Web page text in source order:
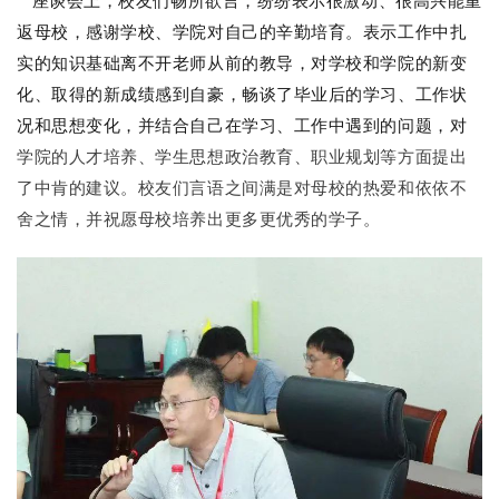
返母校，感谢学校、学院对自己的辛勤培育。表示工作中扎
实的知识基础离不开老师从前的教导，对学校和学院的新变
化、取得的新成绩感到自豪，畅谈了毕业后的学习、工作状
况和思想变化，并结合自己在学习、工作中遇到的问题，对
学院的人才培养、学生思想政治教育、职业规划等方面提出
了中肯的建议。校友们言语之间满是对母校的热爱和依依不
舍之情，并祝愿母校培养出更多更优秀的学子。